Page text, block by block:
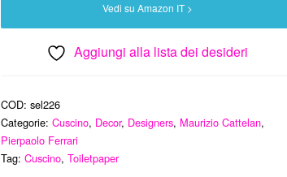
Vedi su Amazon IT >
Aggiungi alla lista dei desideri
COD: sel226
Categorie: Cuscino, Decor, Designers, Maurizio Cattelan,
Pierpaolo Ferrari
Tag: Cuscino, Toiletpaper